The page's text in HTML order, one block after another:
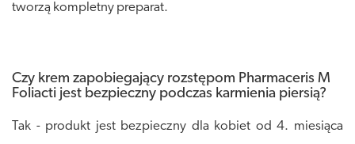
tworzą kompletny preparat.
Czy krem zapobiegający rozstępom Pharmaceris M
Foliacti jest bezpieczny podczas karmienia piersią?
Tak - produkt jest bezpieczny dla kobiet od 4. miesiąca